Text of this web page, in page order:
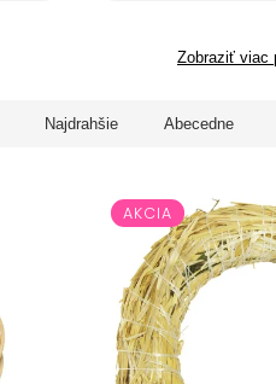
Zobraziť viac
Najdrahšie Abecedne
AKCIA